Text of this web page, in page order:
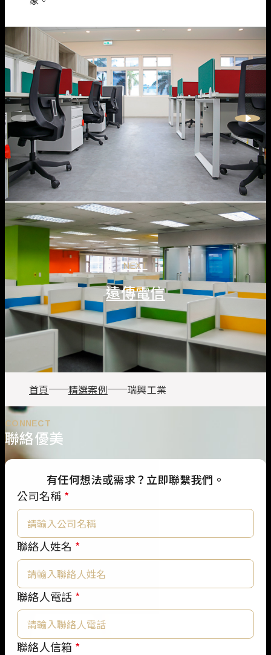
NEXT
遠傳電信
首頁 精選案例 瑞興工業
CONNECT
聯絡優美
有任何想法或需求？立即聯繫我們。
公司名稱 *
聯絡人姓名 *
聯絡人電話 *
聯絡人信箱 *